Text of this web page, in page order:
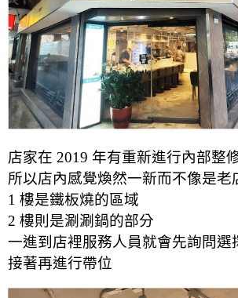
店家在 2019 年有重新進行內部整
所以店內感覺煥然一新而不像是老
1 樓是鐵板燒的區域
2 樓則是涮涮鍋的部分
一進到店裡服務人員就會先詢問選
接著再進行帶位